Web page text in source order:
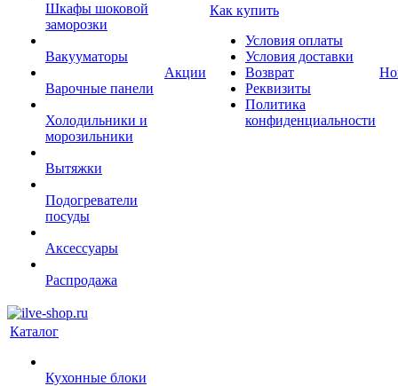
Шкафы шоковой
заморозки
Вакууматоры
Варочные панели
Холодильники и
морозильники
Вытяжки
Подогреватели
посуды
Аксессуары
Распродажа
Акции
Как купить
Условия оплаты
Условия доставки
Возврат
Реквизиты
Политика
конфиденциальности
Каталог
Кухонные блоки